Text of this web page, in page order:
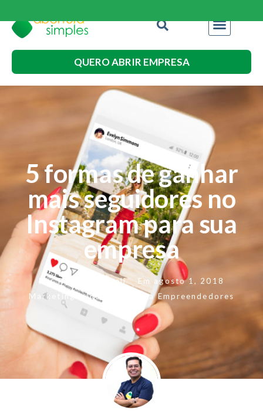
QUERO ABRIR EMPRESA
5 formas de ganhar
mais seguidores no
Instagram para sua
empresa
PorRogerio Fameli Em agosto 1, 2018
Marketing e Inovação
Para Empreendedores